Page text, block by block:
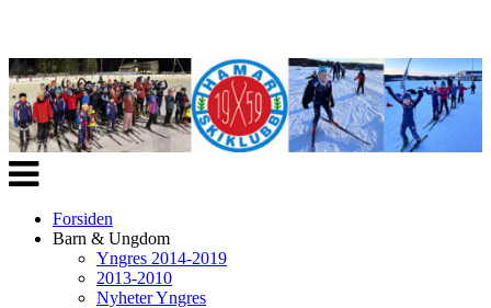
Veksle
navigasjon
Forsiden
Barn & Ungdom
Yngres 2014-2019
2013-2010
Nyheter Yngres